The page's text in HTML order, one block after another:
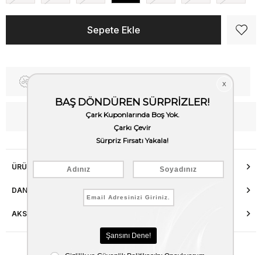
WhatsApp’tan Bilgi Al
ÜRÜN ÖZELLIKLERI
DANIŞMA HATTI
AKSESUAR ONARIMI